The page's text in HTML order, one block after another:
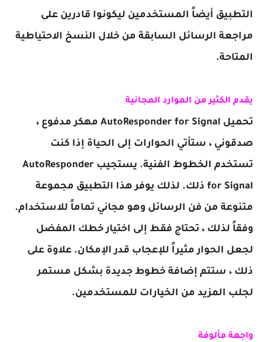
التطبيق أيضاً المستخدمين ليكونوا قادرين على
مراجعة الرسائل السابقة من خلال النسخ الاحتياطية
المتاحة.
يقدم الكثير من الموارد المجانية
تحميل AutoResponder for Signal مهكر مدفوع ،
صدقوني ، ستأتي الحوارات إلى الحياة إذا كنت
تستخدم الخطوط الفنية. يستجيب AutoResponder
for Signal ذلك. لذلك يوفر هذا التطبيق مجموعة
متنوعة من فن الرسائل وهو مجاني تماماً للاستخدام.
وفقاً لذلك ، تحتاج فقط إلى اختيار خطك المفضل
لجعل الحوار مثيراً للإعجاب قدر الإمكان. علاوة على
ذلك ، ستتم إضافة خطوط جديدة بشكل مستمر
لجلب المزيد من الخيارات للمستخدمين.
واجهة مألوفة